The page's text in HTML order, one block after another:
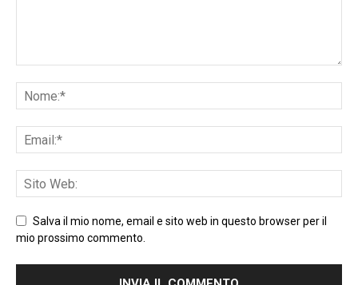
Salva il mio nome, email e sito web in questo browser per il
mio prossimo commento.